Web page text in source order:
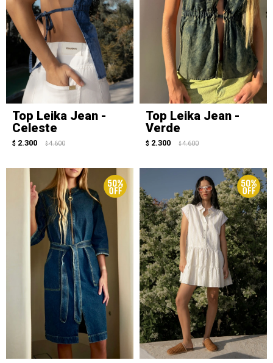
Top Leika Jean -
Celeste
$ 2.300 $ 4.600
Top Leika Jean -
Verde
$ 2.300 $ 4.600